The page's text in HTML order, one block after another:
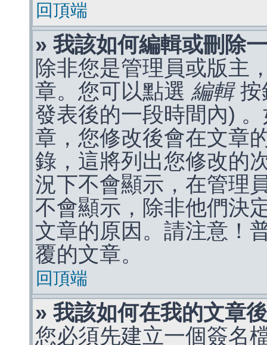
回頂端
» 我該如何編輯或刪除
除非您是管理員或版主
章。您可以點選 編輯按
發表後的一段時間內)
章，您修改後會在文章
錄，這將列出您修改的
況下不會顯示，在管理
不會顯示，除非他們決
文章的原因。請注意！
覆的文章。
回頂端
» 我該如何在我的文章
您必須先建立一個簽名